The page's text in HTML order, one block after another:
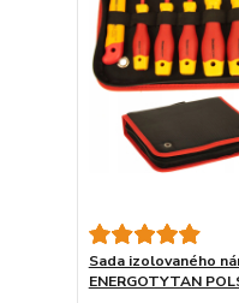
Sada izolovaného
ENERGOTYTAN